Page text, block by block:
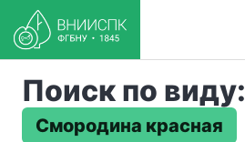
Поиск по виду:
Смородина красная